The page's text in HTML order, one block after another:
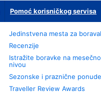
Pomoć korisničkog servisa
Jedinstvena mesta za
Recenzije
Istražite boravke na
nivou
Sezonske i praznične ponude
Traveller Review Awards